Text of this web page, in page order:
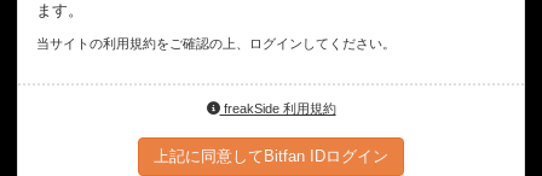
ます。
当サイトの利用規約をご確認の上、ログインしてください。
freakSide 利用規約
上記に同意してBitfan IDログイン